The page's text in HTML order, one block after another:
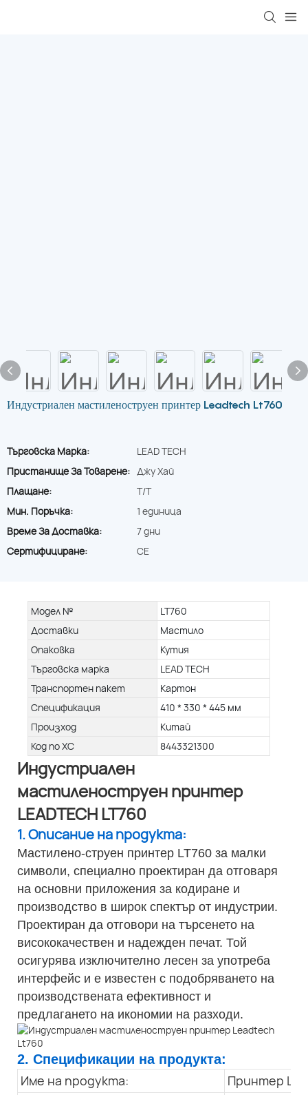
Индустриален мастиленоструен принтер Leadtech Lt760
Търговска Марка:
LEAD TECH
Пристанище За Товарене: Джу Хай
Плащане:
T/T
Мин. Поръчка:
1 единица
Време За Доставка:
7 дни
Сертифициране:
CE
Модел №
LT760
Доставки
Мастило
Опаковка
Кутия
Търговска марка
LEAD TECH
Транспортен пакет
Картон
Спецификация
410 * 330 * 445 мм
Произход
Китай
Код по ХС
8443321300
Индустриален
мастиленоструен принтер
LEADTECH LT760
1. Описание на продукта:
Мастилено-струен принтер LT760 за малки
символи, специално проектиран да отговаря
на основни приложения за кодиране и
производство в широк спектър от индустрии.
Проектиран да отговори на търсенето на
висококачествен и надежден печат. Той
осигурява изключително лесен за употреба
интерфейс и е известен с подобряването на
производствената ефективност и
предлагането на икономии на разходи.
2. Спецификации на продукта:
Име на продукта: Принтер LT